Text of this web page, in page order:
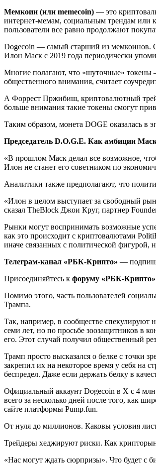
Мемкоин (или memecoin) — это
интернет-мемам, социальным трендам или
пользователи все равно продолжают
Dogecoin — самый старший из мемкоинов.
Илон Маск с 2019 года периодически
Многие полагают, что «шуточные» токены
общественного внимания, считает
А Форрест Пржибиш, криптовалютный
больше внимания такие токены смогут
Таким образом, монета DOGE оказалась в
Председатель D.O.G.E. Как амбиции
«В прошлом Маск делал все возможное,
Илон не станет его советником по
Аналитики также предполагают, что
«Илон в целом выступает за свободный
сказал TheBlock Джои Круг, партнер
Рынки могут воспринимать возможные
как это происходит с криптовалютами
иначе связанных с политической фигурой,
Телеграм-канал «РБК-Крипто» —
Присоединяйтесь к форуму «РБК-Крипто»
Помимо этого, часть пользователей
Трампа.
Так, например, в сообществе
семи лет, но по просьбе зоозащитников в
его. Этот случай получил общественный
Трамп просто высказался о белке с точки
закрепил их на некоторое время у себя на
беспредел. Даже если держать белку в
Официальный аккаунт Dogecoin в X с 4
всего за несколько дней после того, как
сайте платформы Pump.fun.
От нуля до миллионов. Каковы условия
Трейдеры хеджируют риски. Как
«Нас могут ждать сюрпризы». Что будет с